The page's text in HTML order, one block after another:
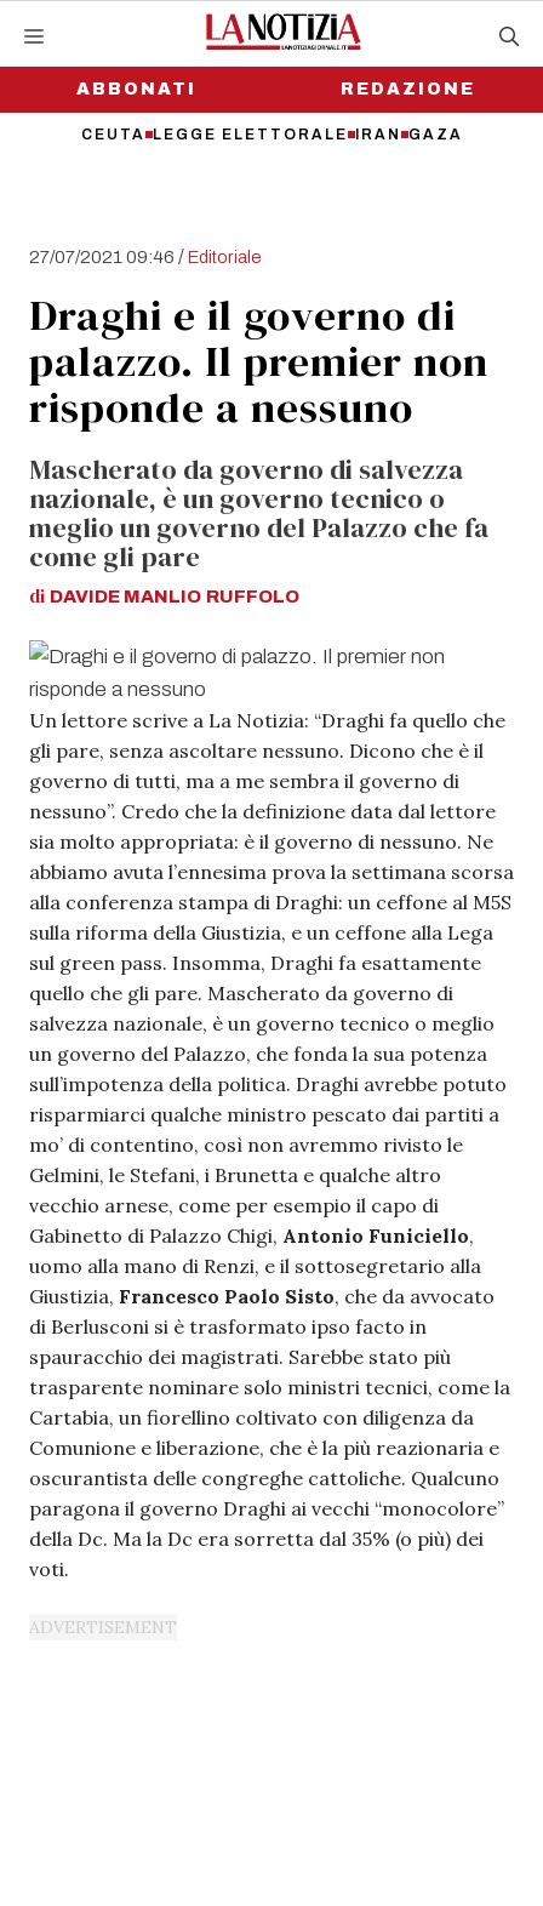
contenutoABBONATI
CEUTA LEGGE ELETTORALE IRAN GAZA
REDAZIONE
27/07/2021 09:46 /Editoriale
Draghi e il governo di
palazzo. Il premier non
risponde a nessuno
Mascherato da governo di salvezza
nazionale, è un governo tecnico o
meglio un governo del Palazzo che fa
come gli pare
di DAVIDE MANLIO RUFFOLO
Un lettore scrive a La Notizia: “Draghi fa quello che
gli pare, senza ascoltare nessuno. Dicono che è il
governo di tutti, ma a me sembra il governo di
nessuno”. Credo che la definizione data dal lettore
sia molto appropriata: è il governo di nessuno. Ne
abbiamo avuta l’ennesima prova la settimana scorsa
alla conferenza stampa di Draghi: un ceffone al M5S
sulla riforma della Giustizia, e un ceffone alla Lega
sul green pass. Insomma, Draghi fa esattamente
quello che gli pare. Mascherato da governo di
salvezza nazionale, è un governo tecnico o meglio
un governo del Palazzo, che fonda la sua potenza
sull’impotenza della politica. Draghi avrebbe potuto
risparmiarci qualche ministro pescato dai partiti a
mo’ di contentino, così non avremmo rivisto le
Gelmini, le Stefani, i Brunetta e qualche altro
vecchio arnese, come per esempio il capo di
Gabinetto di Palazzo Chigi, Antonio Funiciello,
uomo alla mano di Renzi, e il sottosegretario alla
Giustizia, Francesco Paolo Sisto, che da avvocato
di Berlusconi si è trasformato ipso facto in
spauracchio dei magistrati. Sarebbe stato più
trasparente nominare solo ministri tecnici, come la
Cartabia, un fiorellino coltivato con diligenza da
Comunione e liberazione, che è la più reazionaria e
oscurantista delle congreghe cattoliche. Qualcuno
paragona il governo Draghi ai vecchi “monocolore”
della Dc. Ma la Dc era sorretta dal 35% (o più) dei
voti.